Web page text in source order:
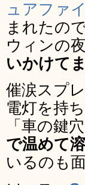
ュアファ
まれたので
ウィンの
いかけて
催涙スプ
電灯を持
「車の鍵
で温めて
いるのも